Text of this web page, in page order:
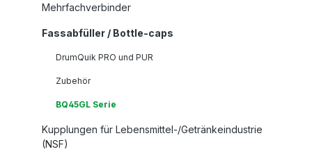
Mehrfachverbinder
Fassabfüller / Bottle-caps
DrumQuik PRO und PUR
Zubehör
BQ45GL Serie
Kupplungen für Lebensmittel-/Getränkeindustrie
(NSF)